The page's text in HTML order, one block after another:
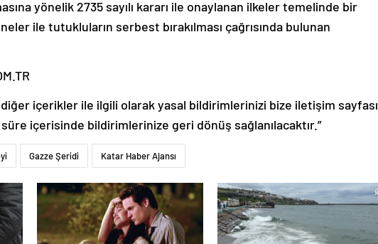
yönelik 2735 sayılı kararı ile onaylanan ilkeler temelinde bir
ile tutukluların serbest bırakılması çağrısında bulunan
diğer içerikler ile ilgili olarak yasal bildirimlerinizi bize iletişim sayfası
içerisinde bildirimlerinize geri dönüş sağlanılacaktır.”
Gazze Şeridi Katar Haber Ajansı